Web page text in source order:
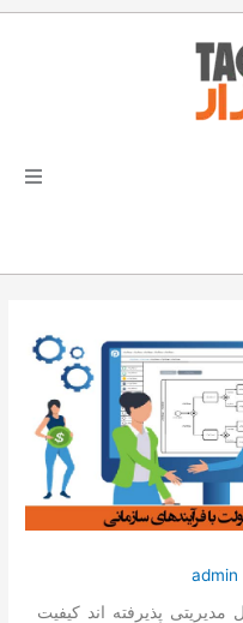
admin
پذيرفته اند كيفيت